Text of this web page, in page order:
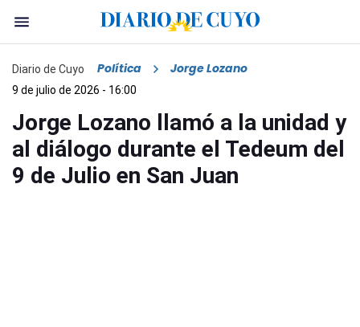
Diario de Cuyo Política Jorge Lozano
9 de julio de 2026 - 16:00
Jorge Lozano llamó a la unidad y
al diálogo durante el Tedeum del
9 de Julio en San Juan